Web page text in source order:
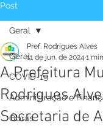
Post
Geral
COVID-19
Administração e
Obras
Geral
A Prefeitura
Rodrigues
Secretaria de
Pref. Rodrigues Alves
11 de jun. de 2024 1